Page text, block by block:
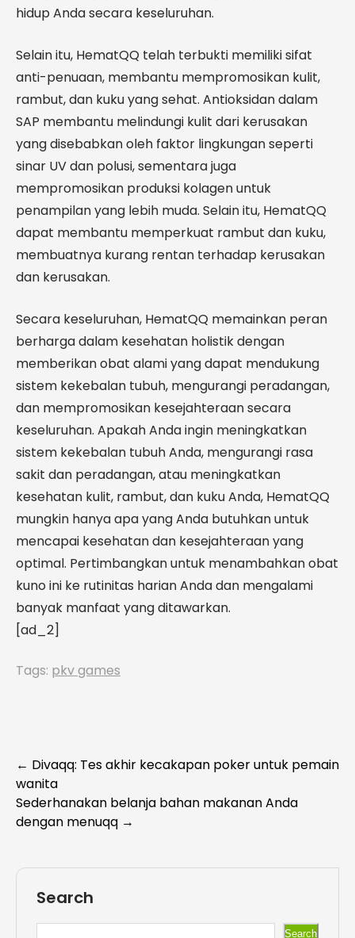
hidup Anda secara keseluruhan.
Selain itu, HematQQ telah terbukti memiliki sifat
anti-penuaan, membantu mempromosikan kulit,
rambut, dan kuku yang sehat. Antioksidan dalam
SAP membantu melindungi kulit dari kerusakan
yang disebabkan oleh faktor lingkungan seperti
sinar UV dan polusi, sementara juga
mempromosikan produksi kolagen untuk
penampilan yang lebih muda. Selain itu, HematQQ
dapat membantu memperkuat rambut dan kuku,
membuatnya kurang rentan terhadap kerusakan
dan kerusakan.
Secara keseluruhan, HematQQ memainkan peran
berharga dalam kesehatan holistik dengan
memberikan obat alami yang dapat mendukung
sistem kekebalan tubuh, mengurangi peradangan,
dan mempromosikan kesejahteraan secara
keseluruhan. Apakah Anda ingin meningkatkan
sistem kekebalan tubuh Anda, mengurangi rasa
sakit dan peradangan, atau meningkatkan
kesehatan kulit, rambut, dan kuku Anda, HematQQ
mungkin hanya apa yang Anda butuhkan untuk
mencapai kesehatan dan kesejahteraan yang
optimal. Pertimbangkan untuk menambahkan obat
kuno ini ke rutinitas harian Anda dan mengalami
banyak manfaat yang ditawarkan.
[ad_2]
Tags: pkv games
Post
navigation
← Divaqq: Tes akhir kecakapan poker untuk pemain
wanita
Sederhanakan belanja bahan makanan Anda
dengan menuqq →
Search
Search